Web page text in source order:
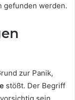
gefunden werden.
zur Panik,
stößt. Der Begriff